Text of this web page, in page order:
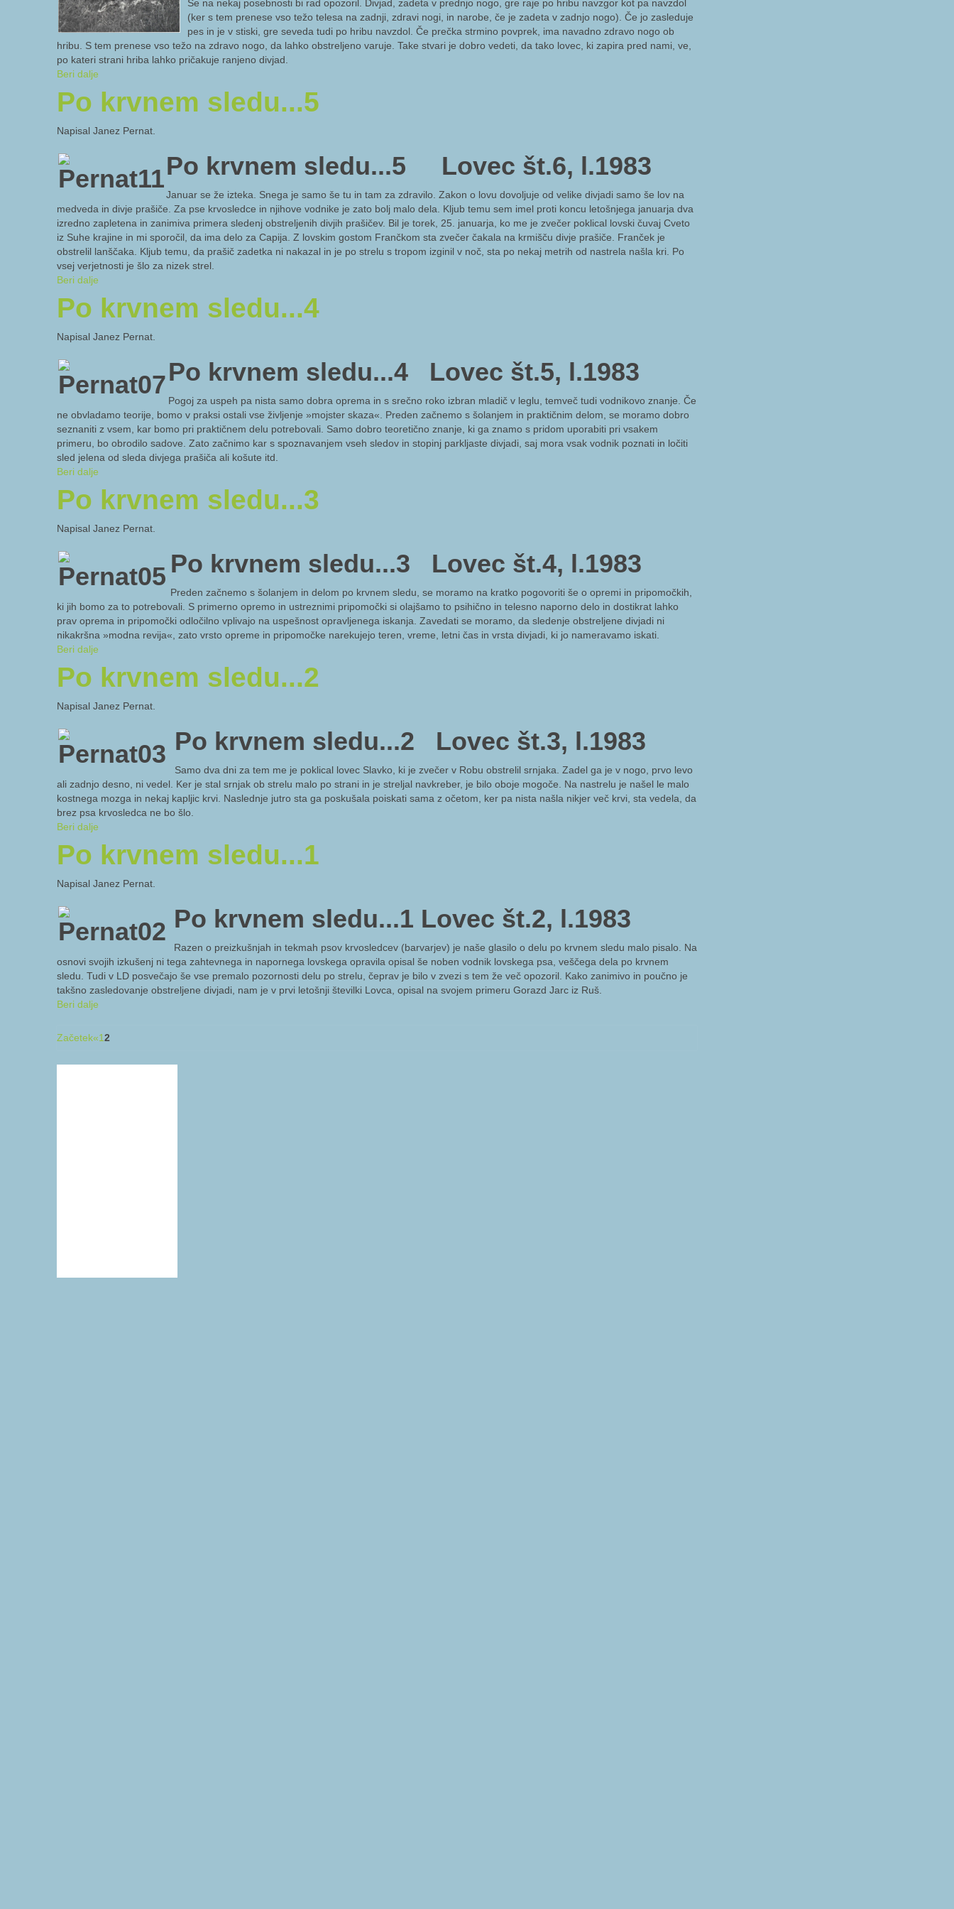
Še na nekaj posebnosti bi rad opozoril. Divjad, zadeta v prednjo nogo, gre raje po hribu navzgor kot pa navzdol
(ker s tem prenese vso težo telesa na zadnji, zdravi nogi, in narobe, če je zadeta v zadnjo nogo). Če jo zasleduje
pes in je v stiski, gre seveda tudi po hribu navzdol. Če prečka strmino povprek, ima navadno zdravo nogo ob
hribu. S tem prenese vso težo na zdravo nogo, da lahko obstreljeno varuje. Take stvari je dobro vedeti, da tako lovec, ki zapira pred nami, ve,
po kateri strani hriba lahko pričakuje ranjeno divjad.
Beri dalje
Po krvnem sledu...5
Napisal Janez Pernat.
Po krvnem sledu...5 Lovec št.6, l.1983
Januar se že izteka. Snega je samo še tu in tam za zdravilo. Zakon o lovu dovoljuje od velike divjadi samo še lov na
medveda in divje prašiče. Za pse krvosledce in njihove vodnike je zato bolj malo dela. Kljub temu sem imel proti koncu letošnjega januarja dva
izredno zapletena in zanimiva primera sledenj obstreljenih divjih prašičev. Bil je torek, 25. januarja, ko me je zvečer poklical lovski čuvaj Cveto
iz Suhe krajine in mi sporočil, da ima delo za Capija. Z lovskim gostom Frančkom sta zvečer čakala na krmišču divje prašiče. Franček je
obstrelil lanščaka. Kljub temu, da prašič zadetka ni nakazal in je po strelu s tropom izginil v noč, sta po nekaj metrih od nastrela našla kri. Po
vsej verjetnosti je šlo za nizek strel.
Beri dalje
Po krvnem sledu...4
Napisal Janez Pernat.
Po krvnem sledu...4 Lovec št.5, l.1983
Pogoj za uspeh pa nista samo dobra oprema in s srečno roko izbran mladič v leglu, temveč tudi vodnikovo znanje. Če
ne obvladamo teorije, bomo v praksi ostali vse življenje »mojster skaza«. Preden začnemo s šolanjem in praktičnim delom, se moramo dobro
seznaniti z vsem, kar bomo pri praktičnem delu potrebovali. Samo dobro teoretično znanje, ki ga znamo s pridom uporabiti pri vsakem
primeru, bo obrodilo sadove. Zato začnimo kar s spoznavanjem vseh sledov in stopinj parkljaste divjadi, saj mora vsak vodnik poznati in ločiti
sled jelena od sleda divjega prašiča ali košute itd.
Beri dalje
Po krvnem sledu...3
Napisal Janez Pernat.
Po krvnem sledu...3 Lovec št.4, l.1983
Preden začnemo s šolanjem in delom po krvnem sledu, se moramo na kratko pogovoriti še o opremi in pripomočkih,
ki jih bomo za to potrebovali. S primerno opremo in ustreznimi pripomočki si olajšamo to psihično in telesno naporno delo in dostikrat lahko
prav oprema in pripomočki odločilno vplivajo na uspešnost opravljenega iskanja. Zavedati se moramo, da sledenje obstreljene divjadi ni
nikakršna »modna revija«, zato vrsto opreme in pripomočke narekujejo teren, vreme, letni čas in vrsta divjadi, ki jo nameravamo iskati.
Beri dalje
Po krvnem sledu...2
Napisal Janez Pernat.
Po krvnem sledu...2 Lovec št.3, l.1983
Samo dva dni za tem me je poklical lovec Slavko, ki je zvečer v Robu obstrelil srnjaka. Zadel ga je v nogo, prvo levo
ali zadnjo desno, ni vedel. Ker je stal srnjak ob strelu malo po strani in je streljal navkreber, je bilo oboje mogoče. Na nastrelu je našel le malo
kostnega mozga in nekaj kapljic krvi. Naslednje jutro sta ga poskušala poiskati sama z očetom, ker pa nista našla nikjer več krvi, sta vedela, da
brez psa krvosledca ne bo šlo.
Beri dalje
Po krvnem sledu...1
Napisal Janez Pernat.
Po krvnem sledu...1 Lovec št.2, l.1983
Razen o preizkušnjah in tekmah psov krvosledcev (barvarjev) je naše glasilo o delu po krvnem sledu malo pisalo. Na
osnovi svojih izkušenj ni tega zahtevnega in napornega lovskega opravila opisal še noben vodnik lovskega psa, veščega dela po krvnem
sledu. Tudi v LD posvečajo še vse premalo pozornosti delu po strelu, čeprav je bilo v zvezi s tem že več opozoril. Kako zanimivo in poučno je
takšno zasledovanje obstreljene divjadi, nam je v prvi letošnji številki Lovca, opisal na svojem primeru Gorazd Jarc iz Ruš.
Beri dalje
Začetek«12